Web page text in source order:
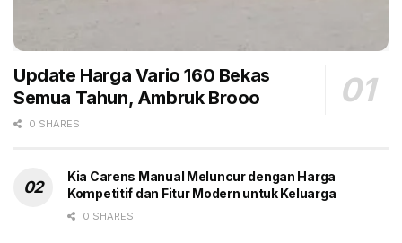
Update Harga Vario 160 Bekas
Semua Tahun, Ambruk Brooo
0 SHARES
Kia Carens Manual Meluncur dengan Harga
Kompetitif dan Fitur Modern untuk Keluarga
0 SHARES